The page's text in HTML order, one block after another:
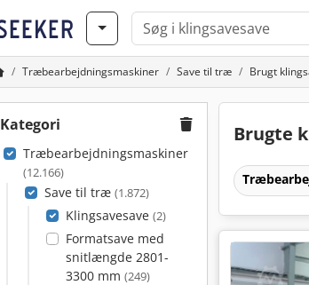
Træbearbejdningsmaskiner Save til træ Brugt
Kategori
Træbearbejdningsmaskiner
(12.166)
Save til træ (1.872)
Klingsavesave (2)
Formatsave med
snitlængde 2801-
3300 mm (249)
Brugte